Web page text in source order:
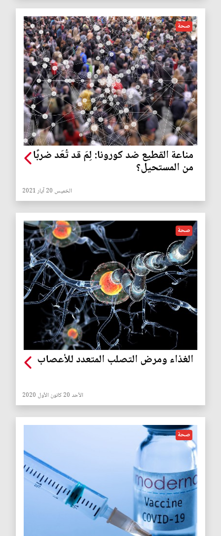
صحة
مناعة القطيع ضد كورونا: لِمَ قد تُعَد ضربًا
من المستحيل؟
الخميس 20 آيار 2021
صحة
الغذاء ومرض التصلب المتعدد للأعصاب
الأحد 20 كانون الأول 2020
صحة